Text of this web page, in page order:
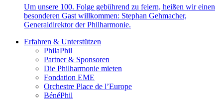
Um unsere 100. Folge gebührend zu feiern, heißen wir einen
besonderen Gast willkommen: Stephan Gehmacher,
Generaldirektor der Philharmonie.
Erfahren & Unterstützen
PhilaPhil
Partner & Sponsoren
Die Philharmonie mieten
Fondation EME
Orchestre Place de l’Europe
BénéPhil